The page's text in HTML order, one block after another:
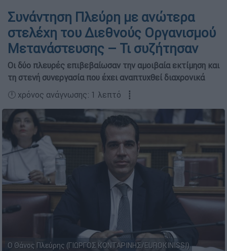
Συνάντηση Πλεύρη με ανώτερα
στελέχη του Διεθνούς Οργανισμού
Μετανάστευσης – Τι συζήτησαν
Οι δύο πλευρές επιβεβαίωσαν την αμοιβαία εκτίμηση και
τη στενή συνεργασία που έχει αναπτυχθεί διαχρονικά
🕛 χρόνος ανάγνωσης: 1 λεπτό ┋
Ο Θάνος Πλεύρης (ΓΙΩΡΓΟΣ ΚΟΝΤΑΡΙΝΗΣ/EUROKINISSI)